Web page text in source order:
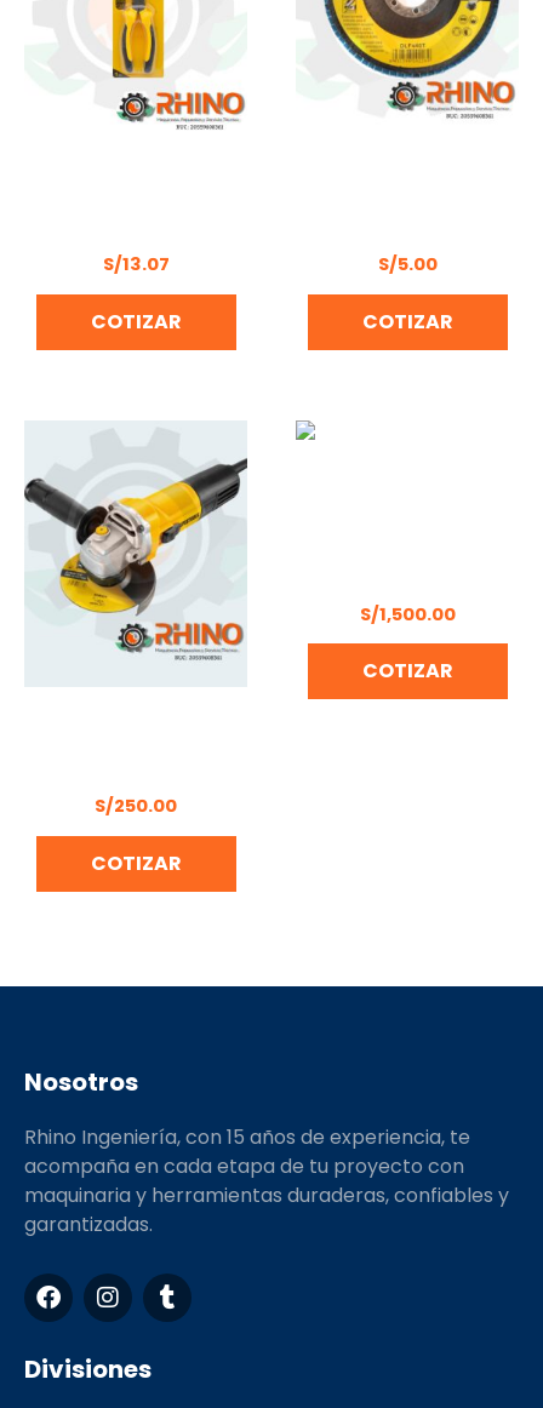
S/13.07
COTIZAR
S/5.00
COTIZAR
S/250.00
COTIZAR
S/1,500.00
COTIZAR
Nosotros
Rhino Ingeniería, con 15 años de experiencia, te
acompaña en cada etapa de tu proyecto con
maquinaria y herramientas duraderas, confiables y
garantizadas.
F
a
c
e
b
I
n
s
t
a
T
u
m
Divisiones